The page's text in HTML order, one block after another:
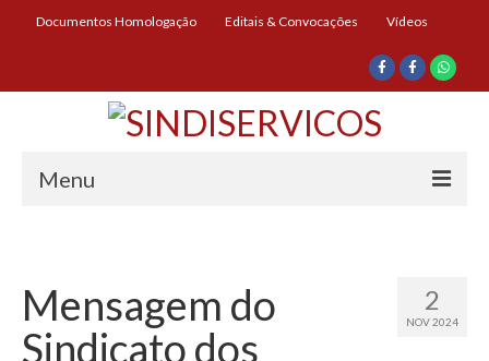
Documentos Homologação Editais & Convocações Vídeos
Menu
Diretoria
2
NOV 2024
Mensagem do
Sindicato dos